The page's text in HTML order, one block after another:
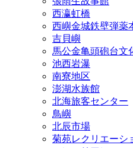
西瀛虹橋
西嶼金城鉄壁弾薬
吉貝嶼
馬公金亀頭砲台文
池西岩瀑
南寮地区
澎湖水族館
北海旅客センター
鳥嶼
北辰市場
菊苑レクリエーシ